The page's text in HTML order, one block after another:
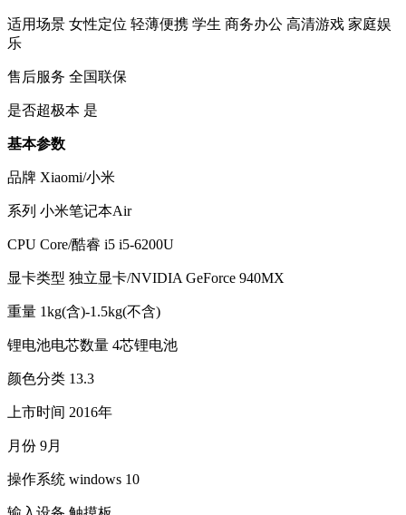
适用场景 女性定位 轻薄便携 学生 商务办公 高清游戏 家庭娱
乐
售后服务 全国联保
是否超极本 是
基本参数
品牌 Xiaomi/小米
系列 小米笔记本Air
CPU Core/酷睿 i5 i5-6200U
显卡类型 独立显卡/NVIDIA GeForce 940MX
重量 1kg(含)-1.5kg(不含)
锂电池电芯数量 4芯锂电池
颜色分类 13.3
上市时间 2016年
月份 9月
操作系统 windows 10